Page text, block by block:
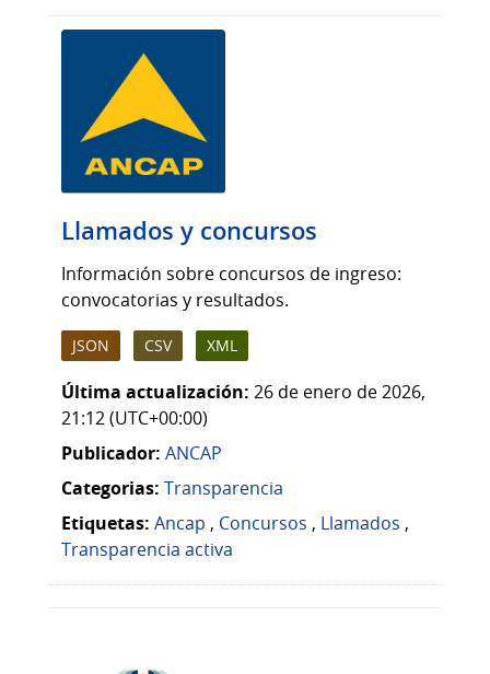
Llamados y concursos
Información sobre concursos de ingreso:
convocatorias y resultados.
JSON CSV XML
Última actualización: 26 de enero de 2026,
21:12 (UTC+00:00)
Publicador: ANCAP
Categorias: Transparencia
Etiquetas: Ancap , Concursos , Llamados ,
Transparencia activa